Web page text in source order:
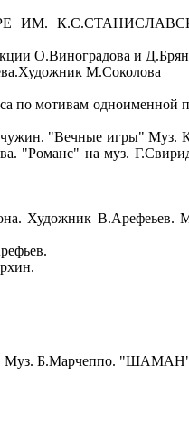
ИМ.
О.Виноградова и
М.Соколова
мотивам одноименной
"Вечные игры" Муз.
"Романс" на муз.
Художник
Б.Марчеппо. "ШАМАН"